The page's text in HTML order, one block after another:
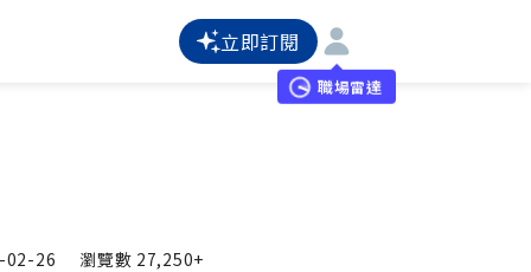
立即訂閱
職場雷達
02-26 瀏覽數 27,250+